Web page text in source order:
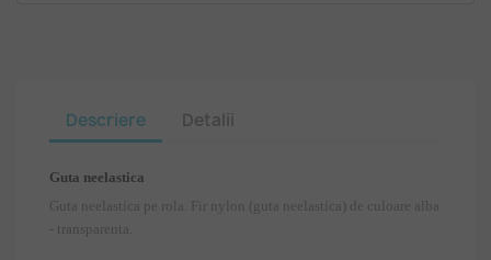
Descriere Detalii
Guta neelastica
Guta neelastica pe rola. Fir nylon (guta neelastica) de culoare alba
- transparenta.